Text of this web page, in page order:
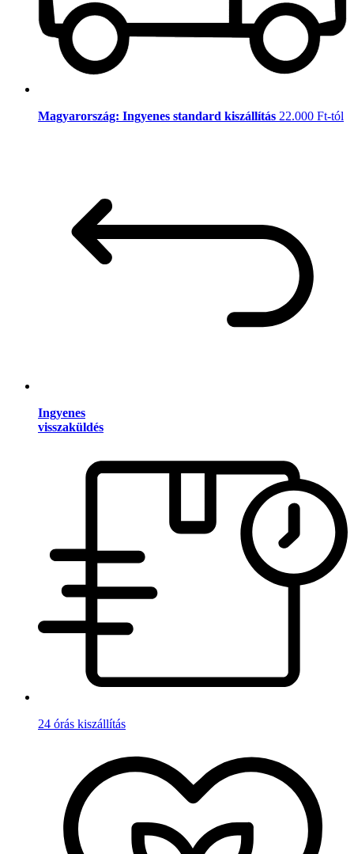
Magyarország: Ingyenes standard kiszállítás 22.000 Ft-tól
Ingyenes
visszaküldés
24 órás kiszállítás